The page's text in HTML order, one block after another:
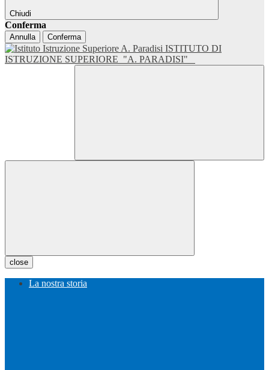
Chiudi
Conferma
Annulla Conferma
ISTITUTO DI
ISTRUZIONE SUPERIORE "A. PARADISI"
close
La nostra storia